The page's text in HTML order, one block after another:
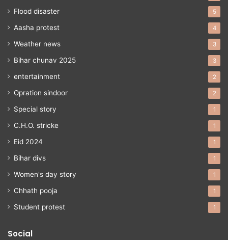
Flood disaster 5
Aasha protest 4
Weather news 3
Bihar chunav 2025 3
entertainment 2
Opration sindoor 2
Special story 1
C.H.O. stricke 1
Eid 2024 1
Bihar divs 1
Women's day story 1
Chhath pooja 1
Student protest 1
Social